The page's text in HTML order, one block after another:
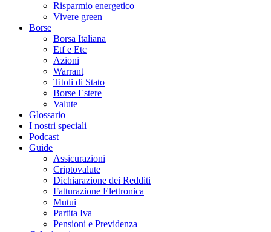
Risparmio energetico
Vivere green
Borse
Borsa Italiana
Etf e Etc
Azioni
Warrant
Titoli di Stato
Borse Estere
Valute
Glossario
I nostri speciali
Podcast
Guide
Assicurazioni
Criptovalute
Dichiarazione dei Redditi
Fatturazione Elettronica
Mutui
Partita Iva
Pensioni e Previdenza